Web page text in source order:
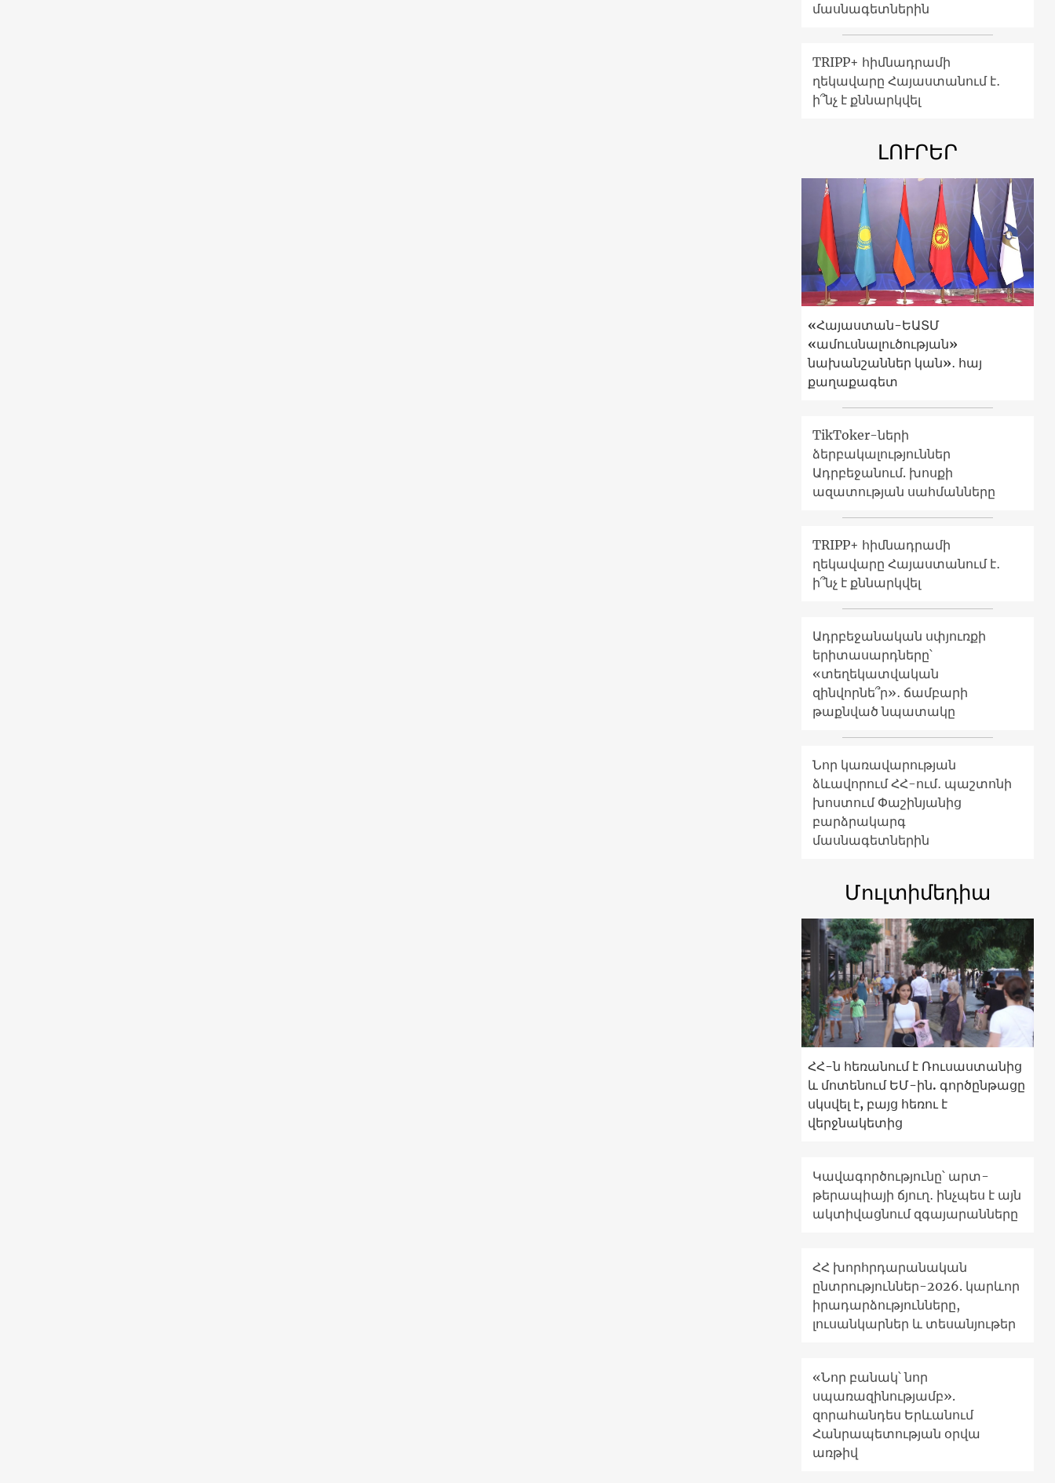
մասնագետներին
TRIPP+ հիմնադրամի
ղեկավարը Հայաստանում է․
ի՞նչ է քննարկվել
ԼՈՒՐԵՐ
«Հայաստան-ԵԱՏՄ
«ամուսնալուծության»
նախանշաններ կան»․ հայ
քաղաքագետ
TikToker-ների
ձերբակալություններ
Ադրբեջանում. խոսքի
ազատության սահմանները
TRIPP+ հիմնադրամի
ղեկավարը Հայաստանում է․
ի՞նչ է քննարկվել
Ադրբեջանական սփյուռքի
երիտասարդները՝
«տեղեկատվական
զինվորնե՞ր»․ ճամբարի
թաքնված նպատակը
Նոր կառավարության
ձևավորում ՀՀ-ում․ պաշտոնի
խոստում Փաշինյանից
բարձրակարգ
մասնագետներին
Մուլտիմեդիա
ՀՀ-ն հեռանում է Ռուսաստանից
և մոտենում ԵՄ-ին. գործընթացը
սկսվել է, բայց հեռու է
վերջնակետից
Կավագործությունը՝ արտ-
թերապիայի ճյուղ․ ինչպես է այն
ակտիվացնում զգայարանները
ՀՀ խորհրդարանական
ընտրություններ-2026. կարևոր
իրադարձությունները,
լուսանկարներ և տեսանյութեր
«Նոր բանակ՝ նոր
սպառազինությամբ».
զորահանդես Երևանում
Հանրապետության օրվա
առթիվ